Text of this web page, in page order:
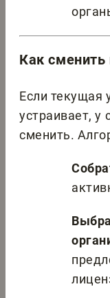
Как
Если текущая
устраивает, у
сменить.